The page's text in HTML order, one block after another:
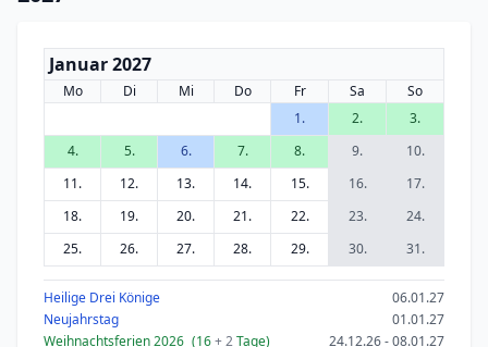
Januar 2027
Mo Di Mi Do Fr Sa
So
1.
2.
3.
4.
5. 6. 7. 8. 9.
10.
11.
12. 13. 14. 15. 16.
17.
18.
19. 20. 21. 22. 23.
24.
25.
26. 27. 28. 29. 30. 31.
Heilige Drei Könige
06.01.27
Neujahrstag
01.01.27
Weihnachtsferien 2026 (16+ 2Tage) 24.12.26 - 08.01.27